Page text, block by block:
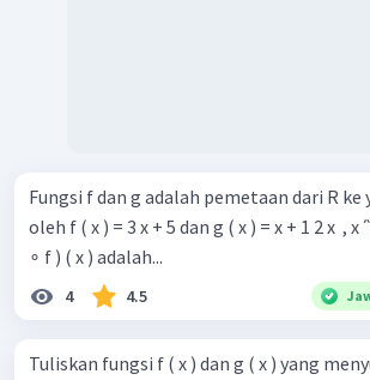
Fungsi f dan g adalah pemetaan dari R ke
oleh f ( x ) = 3 x + 5 dan g ( x ) = x + 1 2 x ​ ,
∘ f ) ( x ) adalah...
4 4.5
Tuliskan fungsi f ( x ) dan g ( x ) yang